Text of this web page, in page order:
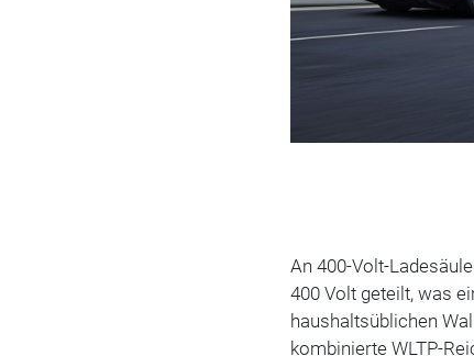
An 400-Volt-
400 Volt geteilt, was
haushaltsüblichen
kombinierte WLTP-